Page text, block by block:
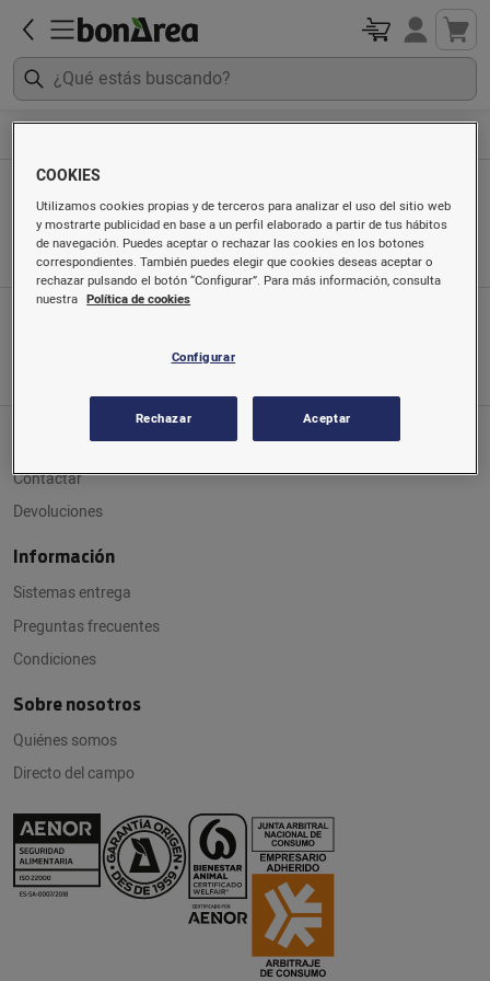
Higiene y cosmética
Ordenado por
Servicio al cliente
Contactar
Devoluciones
Información
Sistemas entrega
Preguntas frecuentes
Condiciones
Sobre nosotros
Quiénes somos
Directo del campo
COOKIES
Utilizamos cookies propias y de terceros para analizar el uso del sitio web
y mostrarte publicidad en base a un perfil elaborado a partir de tus hábitos
de navegación. Puedes aceptar o rechazar las cookies en los botones
correspondientes. También puedes elegir que cookies deseas aceptar o
rechazar pulsando el botón “Configurar”. Para más información, consulta
nuestra Política de cookies
Configurar
Rechazar Aceptar